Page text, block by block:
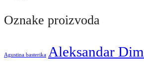
Oznake proizvoda
Agustina basterika Aleksandar